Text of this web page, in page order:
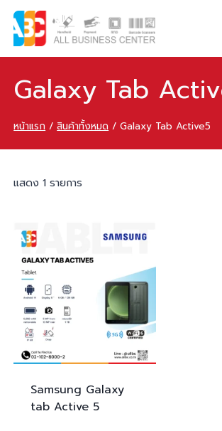
Galaxy Tab
หน้าแรก / สินค้าทั้งหมด / Galaxy Tab Active5
แสดง 1 รายการ
Samsung Galaxy
tab Active 5